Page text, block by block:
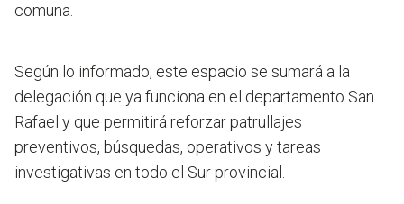
comuna.
Según lo informado, este espacio se sumará a la
delegación que ya funciona en el departamento San
Rafael y que permitirá reforzar patrullajes
preventivos, búsquedas, operativos y tareas
investigativas en todo el Sur provincial.